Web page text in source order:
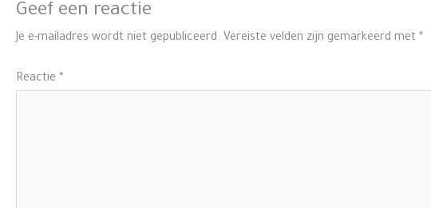
Geef een reactie
Je e-mailadres wordt niet gepubliceerd. Vereiste velden zijn gemarkeerd met *
Reactie *